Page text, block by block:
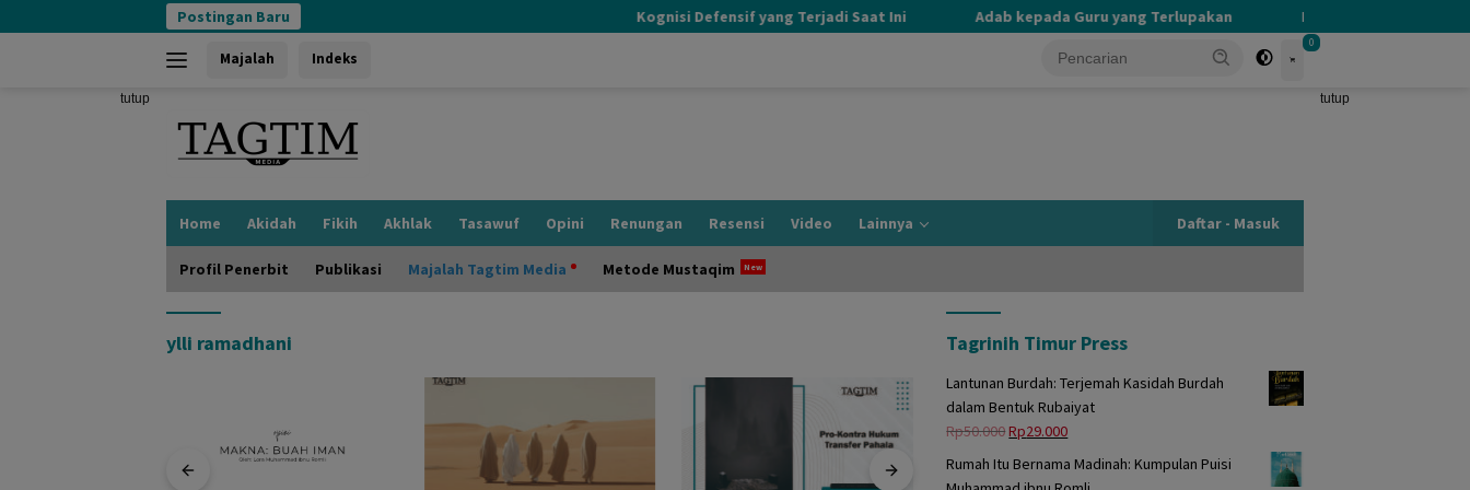
ke
Postingan Baru Kognisi Defensif yang Terjadi Saat Ini Adab kepada Guru yang Terlupakan PERBEDAAN KHALIK DAN
Majalah Indeks
0
tutup tutup
Home Akidah Fikih Akhlak Tasawuf Opini Renungan Resensi Video Lainnya Daftar - Masuk
Profil Penerbit Publikasi Majalah Tagtim Media Metode Mustaqim
ylli ramadhani Tagrinih Timur Press
Lantunan Burdah: Terjemah Kasidah Burdah
dalam Bentuk Rubaiyat
Rp50.000Harga
adalah:
Rp29.000Harga
Rumah Itu Bernama Madinah: Kumpulan Puisi